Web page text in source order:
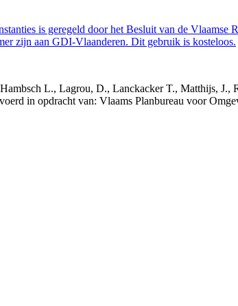
is geregeld door het Besluit van de Vlaamse
zijn aan GDI-Vlaanderen. Dit gebruik is kosteloos.
L., Lagrou, D., Lanckacker T., Matthijs, J.,
in opdracht van: Vlaams Planbureau voor